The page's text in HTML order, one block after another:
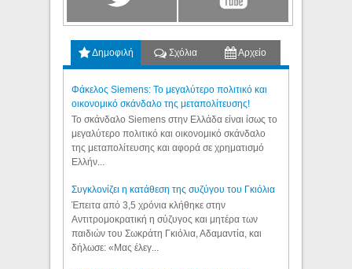
Δημοφιλή Σχόλια Αρχείο
Φάκελος Siemens: Το μεγαλύτερο πολιτικό και
οικονομικό σκάνδαλο της μεταπολίτευσης!
Το σκάνδαλο Siemens στην Ελλάδα είναι ίσως το
μεγαλύτερο πολιτικό και οικονομικό σκάνδαλο
της μεταπολίτευσης και αφορά σε χρηματισμό
Ελλήν...
Συγκλονίζει η κατάθεση της συζύγου του Γκιόλια
Έπειτα από 3,5 χρόνια κλήθηκε στην
Αντιτρομοκρατική η σύζυγος και μητέρα των
παιδιών του Σωκράτη Γκιόλια, Αδαμαντία, και
δήλωσε: «Μας έλεγ...